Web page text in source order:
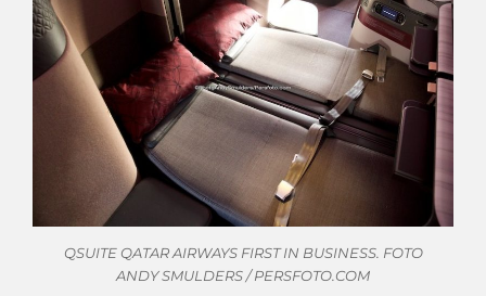
QSUITE QATAR AIRWAYS FIRST IN BUSINESS. FOTO
ANDY SMULDERS / PERSFOTO.COM